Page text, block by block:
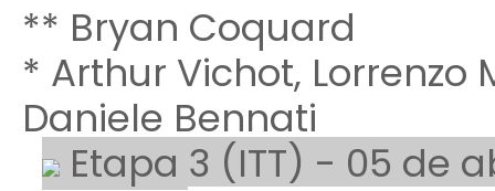
** Bryan Coquard
* Arthur Vichot, Lorrenzo
Daniele Bennati
Etapa 3 (ITT) - 05 de